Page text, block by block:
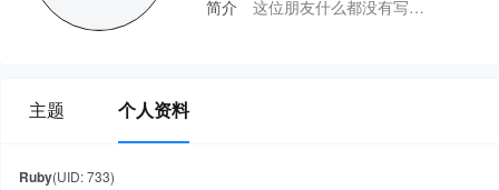
简介
这位朋友什么都没有写…
主题 个人资料
Ruby(UID: 733)